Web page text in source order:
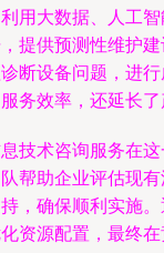
用大数据、人工
提供预测性维护
断设备问题，进
务效率，还延长
技术咨询服务在
帮助企业评估现
，确保顺利实施
资源配置，最终在